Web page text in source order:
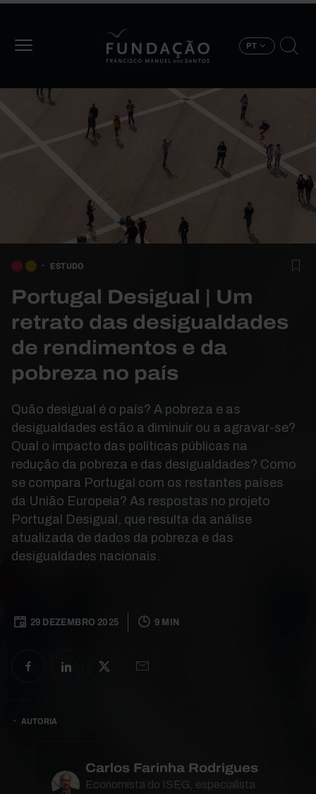
PT
ESTUDO
Portugal Desigual | Um
retrato das desigualdades
de rendimentos e da
pobreza no país
Quão desigual é o país? A pobreza e as
desigualdades estão a diminuir ou a agravar-se?
Qual o impacto das políticas públicas na
redução da pobreza e das desigualdades? Como
se compara Portugal com os restantes países
da União Europeia? As respostas no projeto
Portugal Desigual, que resulta da análise
atualizada de dados da pobreza e das
desigualdades nacionais.
29 DEZEMBRO 2025 9 MIN
AUTORIA
Carlos Farinha Rodrigues
Economista do ISEG, especialista